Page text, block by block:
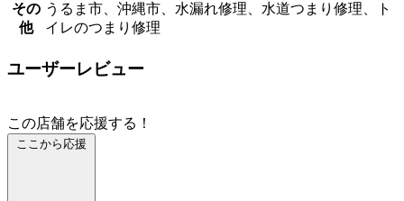
その
他
うるま市、沖縄市、水漏れ修理、水道つまり修理、ト
イレのつまり修理
ユーザーレビュー
この店舗を応援する！
ここから応援